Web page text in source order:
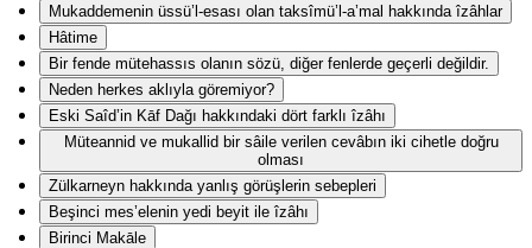
Mukaddemenin üssü’l-esası olan taksîmü’l-a’mal hakkında îzâhlar
Hâtime
Bir fende mütehassıs olanın sözü, diğer fenlerde geçerli değildir.
Neden herkes aklıyla göremiyor?
Eski Saîd’in Kāf Dağı hakkındaki dört farklı îzâhı
Müteannid ve mukallid bir sâile verilen cevâbın iki cihetle doğru
olması
Zülkarneyn hakkında yanlış görüşlerin sebepleri
Beşinci mes’elenin yedi beyit ile îzâhı
Birinci Makāle